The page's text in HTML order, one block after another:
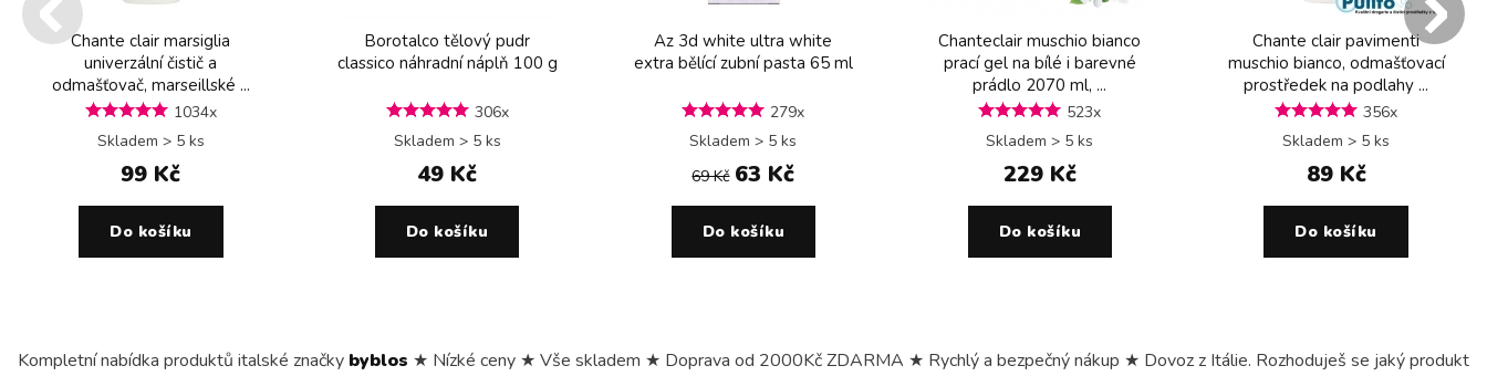
Chante clair marsiglia
univerzální čistič a
odmašťovač, marseillské ...
1034x
Skladem > 5 ks
99 Kč
Do košíku
Borotalco tělový pudr
classico náhradní náplň 100 g
306x
Skladem > 5 ks
49 Kč
Do košíku
Az 3d white ultra white
extra bělící zubní pasta 65 ml
279x
Skladem > 5 ks
69 Kč 63 Kč
Do košíku
Chanteclair muschio bianco
prací gel na bílé i barevné
prádlo 2070 ml, ...
523x
Skladem > 5 ks
229 Kč
Do košíku
Chante clair pavimenti
muschio bianco, odmašťovací
prostředek na podlahy ...
356x
Skladem > 5 ks
89 Kč
Do košíku
Kompletní nabídka produktů italské značky byblos ★ Nízké ceny ★ Vše skladem ★ Doprava od 2000Kč ZDARMA ★ Rychlý a bezpečný nákup ★ Dovoz z Itálie. Rozhoduješ se jaký produkt